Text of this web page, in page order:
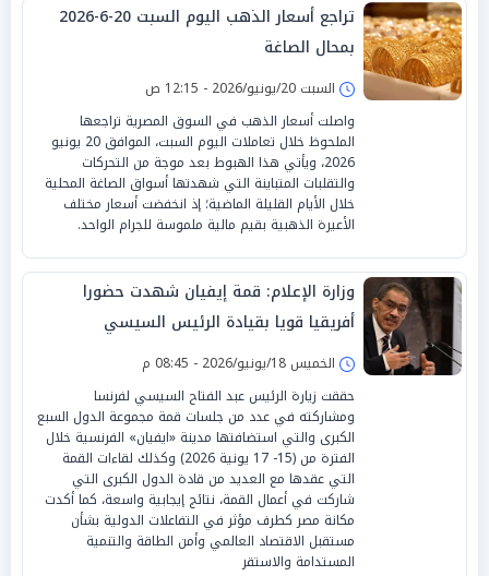
تراجع أسعار الذهب اليوم السبت 20-6-2026
بمحال الصاغة
السبت 20/يونيو/2026 - 12:15 ص
واصلت أسعار الذهب في السوق المصرية تراجعها
الملحوظ خلال تعاملات اليوم السبت، الموافق 20 يونيو
2026، ويأتي هذا الهبوط بعد موجة من التحركات
والتقلبات المتباينة التي شهدتها أسواق الصاغة المحلية
خلال الأيام القليلة الماضية؛ إذ انخفضت أسعار مختلف
الأعيرة الذهبية بقيم مالية ملموسة للجرام الواحد.
وزارة الإعلام: قمة إيفيان شهدت حضورا
أفريقيا قويا بقيادة الرئيس السيسي
الخميس 18/يونيو/2026 - 08:45 م
حققت زيارة الرئيس عبد الفتاح السيسي لفرنسا
ومشاركته في عدد من جلسات قمة مجموعة الدول السبع
الكبرى والتي استضافتها مدينة «ايفيان» الفرنسية خلال
الفترة من (15- 17 يونية 2026) وكذلك لقاءات القمة
التي عقدها مع العديد من قادة الدول الكبرى التي
شاركت في أعمال القمة، نتائج إيجابية واسعة، كما أكدت
مكانة مصر كطرف مؤثر في التفاعلات الدولية بشأن
مستقبل الاقتصاد العالمي وأمن الطاقة والتنمية
المستدامة والاستقر